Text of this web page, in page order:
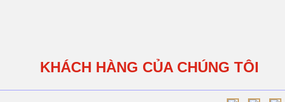
KHÁCH HÀNG CỦA CHÚNG TÔI